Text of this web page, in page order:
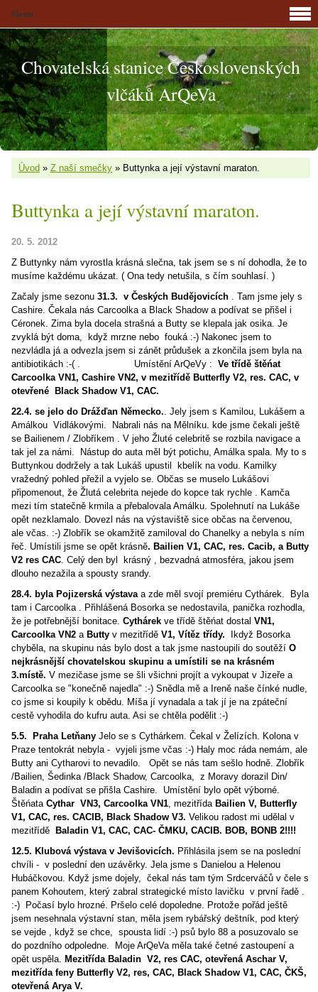
Chovatelská stanice Československých
vlčáků ArQeVa
Úvod » Z naší smečky » Buttynka a její výstavní maraton.
Buttynka a její výstavní maraton.
20. 5. 2012
Z Buttynky nám vyrostla krásná slečna, tak jsem se s ní dohodla, že to
musíme každému ukázat. ( Ona tedy netušila, s čím souhlasí. )
Začaly jsme sezonu 31.3. v Českých Budějovicích . Tam jsme jely s
Cashire. Čekala nás Carcoolka a Black Shadow a podívat se přišel i
Céronek. Zima byla docela strašná a Butty se klepala jak osika. Je
zvyklá být doma, když mrzne nebo fouká :-) Nakonec jsem to
nezvládla já a odvezla jsem si zánět průdušek a zkončila jsem byla na
antibiotikách :-( . Umístění ArQeVy : Ve třídě štěńat
Carcoolka VN1, Cashire VN2, v mezitřídě Butterfly V2, res. CAC, v
otevřené Black Shadow V1, CAC.
22.4. se jelo do Drážďan Německo.. Jely jsem s Kamilou, Lukášem a
Amálkou Vidlákovými. Nabrali nás na Mělníku. kde jsme čekali ještě
se Bailienem / Zlobříkem . V jeho Žluté celebritě se rozbila navigace a
tak jel za námi. Nástup do auta měl být potichu, Amálka spala. My to s
Buttynkou dodržely a tak Lukáš upustil kbelík na vodu. Kamilky
vražedný pohled přežil a vyjelo se. Občas se muselo Lukášovi
připomenout, že Žlutá celebrita nejede do kopce tak rychle . Kamča
mezi tím statečně krmila a přebalovala Amálku. Spolehnutí na Lukáše
opět nezklamalo. Dovezl nás na výstaviště sice občas na červenou,
ale včas. :-) Zlobřík se okamžitě zamiloval do Chanelky a nebyla s ním
řeč. Umístili jsme se opět krásně. Bailien V1, CAC, res. Cacib, a Butty
V2 res CAC. Celý den byl krásný , bezvadná atmosféra, jakou jsem
dlouho nezažila a spousty srandy.
28.4. byla Pojizerská výstavaa zde měl svojí premiéru Cythárek. Byla
tam i Carcoolka . Přihlášená Bosorka se nedostavila, panička rozhodla,
že je potřebnější bonitace. Cythárek ve třídě štěńat dostal VN1,
Carcoolka VN2 a Butty v mezitřídě V1, Vítěz třídy. Ikdyž Bosorka
chyběla, na skupinu nás bylo dost a tak jsme nastoupili do soutěží O
nejkrásnější chovatelskou skupinu a umístili se na krásném
3.místě. V mezičase jsme se šli všichni projít a vykoupat v Jizeře a
Carcoolka se "konečně najedla" :-) Snědla mě a Ireně naše čínké nudle,
co jsme si koupily k obědu. Míša jí vynadala a tak jí je na zpáteční
cestě vyhodila do kufru auta. Asi se chtěla podělit :-)
5.5. Praha Letňany Jelo se s Cythárkem. Čekal v Želízích. Kolona v
Praze tentokrát nebyla - vyjeli jsme včas :-) Haly moc ráda nemám, ale
Butty ani Cytharovi to nevadilo. Opět se nás tam sešlo hodně. Zlobřík
/Bailien, Šedinka /Black Shadow, Carcoolka, z Moravy dorazil Din/
Baladin a podívat se přišla Cashire. Umístění bylo opět výborné.
Štěńata Cythar VN3, Carcoolka VN1, mezitřída Bailien V, Butterfly
V1, CAC, res. CACIB, Black Shadow V3. Velikou radost mi udělal v
mezitřídě
Baladin V1, CAC, CAC- ČMKU, CACIB. BOB, BONB 2!!!!
12.5. Klubová výstava v Jevišovicích. Přihlásila jsem se na poslední
chvíli - v poslední den uzávěrky. Jela jsme s Danielou a Helenou
Hubáčkovou. Když jsme dojely, čekal nás tam tým Srdcerváčů v čele s
panem Kohoutem, který zabral strategické místo lavičku v první řadě .
:-) Počasí bylo hrozné. Pršelo celé dopoledne. Protože pořád ještě
jsem nesehnala výstavní stan, měla jsem rybářský deštník, pod který
se vejde , když se chce, spousta lidí :-) psů bylo 88 a posuzovalo se
do pozdního odpoledne. Moje ArQeVa měla také četné zastoupení a
opět uspěla. Mezitřída Baladin V2, res CAC, otevřená Aschar V,
mezitřída feny Butterfly V2, res, CAC, Black Shadow V1, CAC, ČKŠ,
otevřená Arya V.
Menu